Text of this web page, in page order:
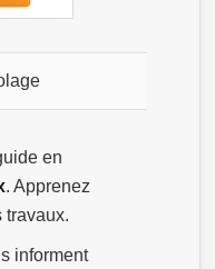
en
. Apprenez
travaux.
informent